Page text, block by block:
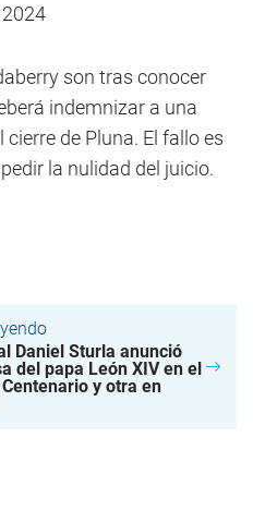
2024
son tras conocer
indemnizar a una
de Pluna. El fallo es
la nulidad del juicio.
Daniel Sturla anunció
del papa León XIV en el
y otra en